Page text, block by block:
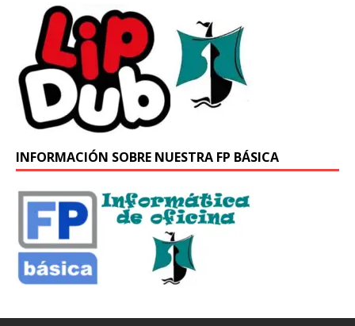
INFORMACIÓN SOBRE NUESTRA FP BÁSICA